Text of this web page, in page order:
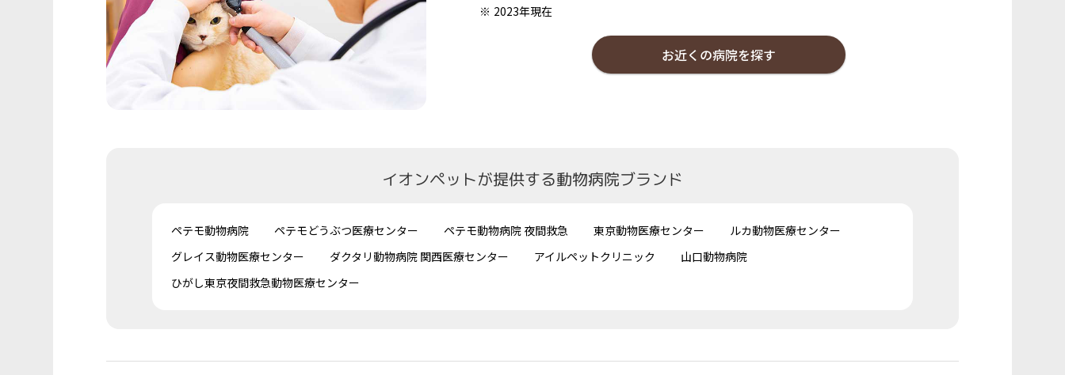
2023年現在
お近くの病院を探す
イオンペットが提供する動物病院ブランド
ペテモ動物病院 ペテモどうぶつ医療センター ペテモ動物病院 夜間救急 東京動物医療センター
ルカ動物医療センター
グレイス動物医療センター
ダクタリ動物病院 関西医療センター アイルペットクリニック
山口動物病院
ひがし東京夜間救急動物医療センター